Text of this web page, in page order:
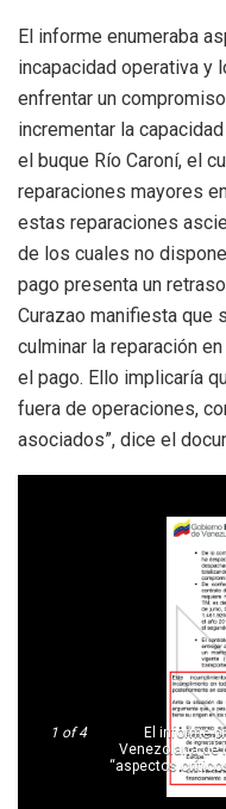
El informe enumeraba
incapacidad operativa y
enfrentar un
incrementar la
el buque Río Caroní, el
reparaciones mayores
estas reparaciones
de los cuales no
pago presenta un
Curazao manifiesta que
culminar la reparación
el pago. Ello implicaría
fuera de operaciones,
asociados”, dice el
1 of 4
El informe
Venezolana de
“aspectos